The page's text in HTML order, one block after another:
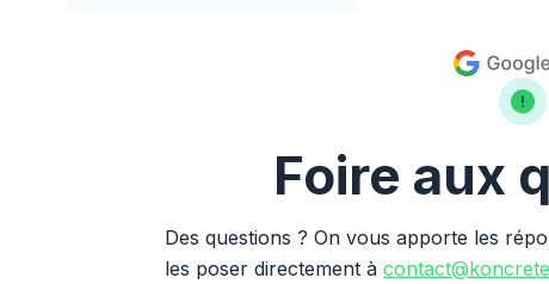
Foire aux
Des questions ? On vous apporte les
les poser directement à